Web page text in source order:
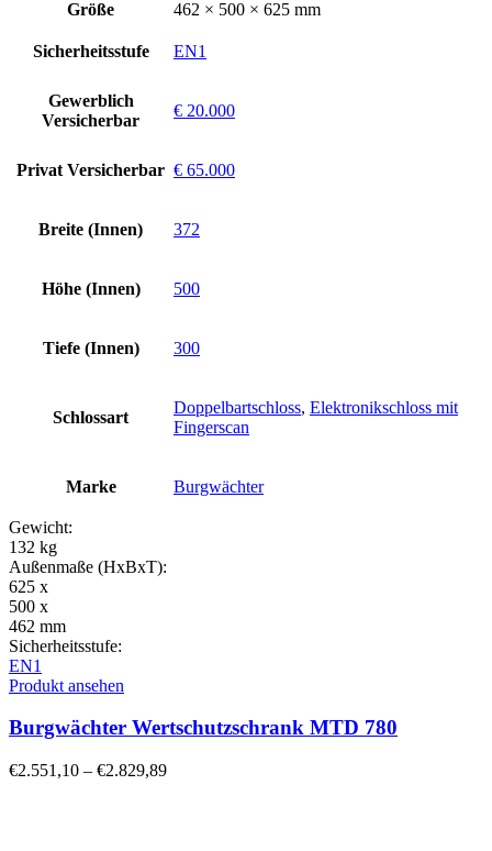
Größe 462 × 500 × 625 mm
Sicherheitsstufe EN1
Gewerblich
Versicherbar
€ 20.000
Privat Versicherbar € 65.000
Breite (Innen) 372
Höhe (Innen) 500
Tiefe (Innen) 300
Schlossart
Doppelbartschloss, Elektronikschloss mit
Fingerscan
Marke Burgwächter
Gewicht:
132 kg
Außenmaße (HxBxT):
625 x
500 x
462 mm
Sicherheitsstufe:
EN1
Produkt ansehen
Burgwächter Wertschutzschrank MTD 780
€2.551,10 – €2.829,89